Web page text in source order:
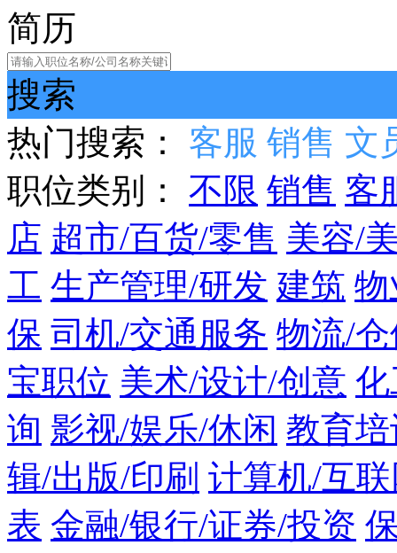
简历
搜索
热门搜索：
客服 销售 文
职位类别：
不限 销售 客
店 超市/百货/零售 美容/
工 生产管理/研发 建筑 物
保 司机/交通服务 物流/
宝职位 美术/设计/创意
询 影视/娱乐/休闲 教育
辑/出版/印刷 计算机/互
表 金融/银行/证券/投资